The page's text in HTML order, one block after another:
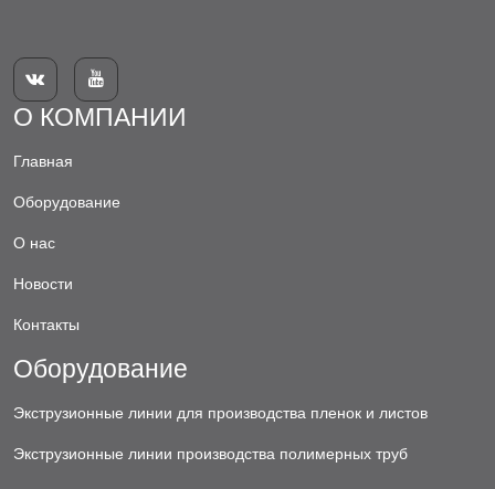
 
О КОМПАНИИ
Главная
Оборудование
О нас
Новости
Контакты
Оборудование
Экструзионные линии для производства пленок и листов
Экструзионные линии производства полимерных труб